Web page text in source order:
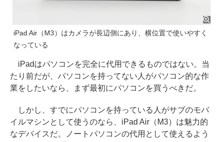
iPad Air（M3）はカメラが長辺側にあり、横位置で使いやすく
なっている
iPadはパソコンを完全に代用できるものではない。当
たり前だが、パソコンを持ってない人がパソコン的な作
業をしたいなら、まず最初にパソコンを買うべきだ。
しかし、すでにパソコンを持っている人がサブのモバ
イルマシンとして使うのなら、iPad Air（M3）は魅力的
なデバイスだ。ノートパソコンの代用として使えるよう